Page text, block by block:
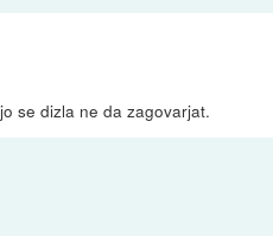
se dizla ne da zagovarjat.